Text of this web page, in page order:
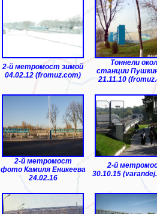
2-й метромост зимой
04.02.12 (fromuz.com)
Тоннели
станции
21.11.10
2-й метромост
фото Камиля Еникеева
24.02.16
2-й
30.10.15